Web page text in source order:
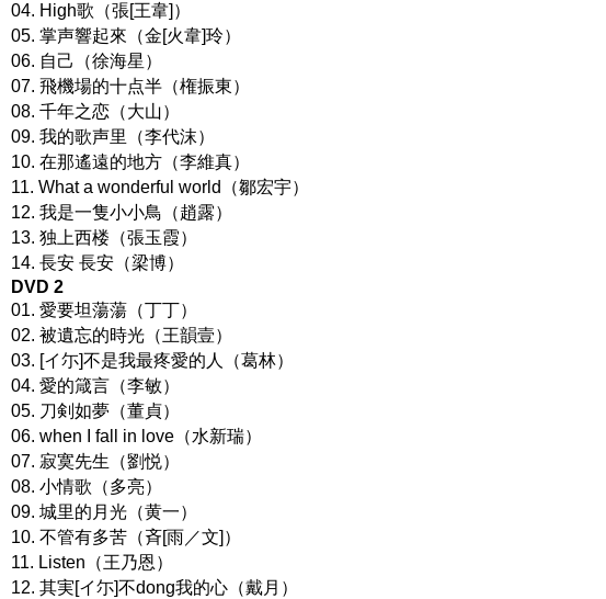
04. High歌（張[王韋]）
05. 掌声響起來（金[火韋]玲）
06. 自己（徐海星）
07. 飛機場的十点半（権振東）
08. 千年之恋（大山）
09. 我的歌声里（李代沫）
10. 在那遙遠的地方（李維真）
11. What a wonderful world（鄒宏宇）
12. 我是一隻小小鳥（趙露）
13. 独上西楼（張玉霞）
14. 長安 長安（梁博）
DVD 2
01. 愛要坦蕩蕩（丁丁）
02. 被遺忘的時光（王韻壹）
03. [イ尓]不是我最疼愛的人（葛林）
04. 愛的箴言（李敏）
05. 刀剣如夢（董貞）
06. when I fall in love（水新瑞）
07. 寂寞先生（劉悦）
08. 小情歌（多亮）
09. 城里的月光（黄一）
10. 不管有多苦（斉[雨／文]）
11. Listen（王乃恩）
12. 其実[イ尓]不dong我的心（戴月）